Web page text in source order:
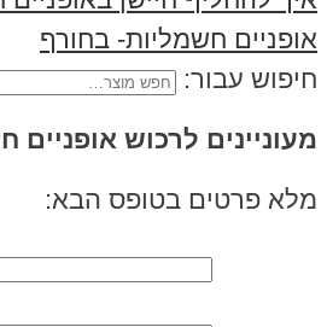
אופניים חשמליות- בחורף
חיפוש עבור:
מעוניינים לרכוש אופניים
מלא פרטים בטופס הבא: